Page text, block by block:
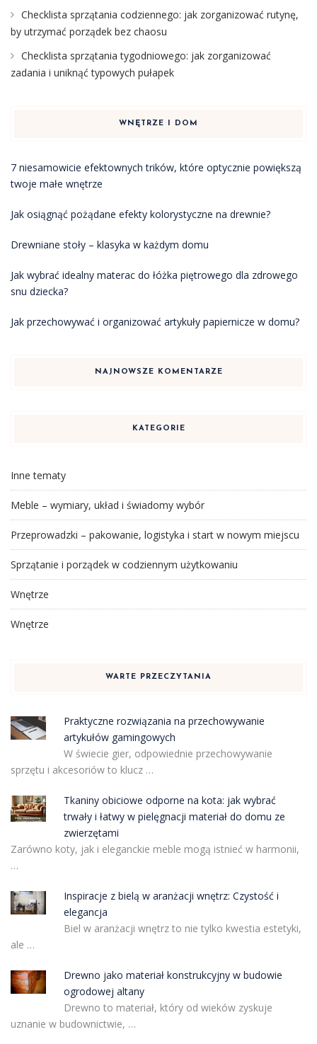
Checklista sprzątania codziennego: jak zorganizować rutynę,
by utrzymać porządek bez chaosu
Checklista sprzątania tygodniowego: jak zorganizować
zadania i uniknąć typowych pułapek
WNĘTRZE I DOM
7 niesamowicie efektownych trików, które optycznie powiększą
twoje małe wnętrze
Jak osiągnąć pożądane efekty kolorystyczne na drewnie?
Drewniane stoły – klasyka w każdym domu
Jak wybrać idealny materac do łóżka piętrowego dla zdrowego
snu dziecka?
Jak przechowywać i organizować artykuły papiernicze w domu?
NAJNOWSZE KOMENTARZE
KATEGORIE
Inne tematy
Meble – wymiary, układ i świadomy wybór
Przeprowadzki – pakowanie, logistyka i start w nowym miejscu
Sprzątanie i porządek w codziennym użytkowaniu
Wnętrze
Wnętrze
WARTE PRZECZYTANIA
Praktyczne rozwiązania na przechowywanie
artykułów gamingowych
W świecie gier, odpowiednie przechowywanie
sprzętu i akcesoriów to klucz …
Tkaniny obiciowe odporne na kota: jak wybrać
trwały i łatwy w pielęgnacji materiał do domu ze
zwierzętami
Zarówno koty, jak i eleganckie meble mogą istnieć w harmonii,
…
Inspiracje z bielą w aranżacji wnętrz: Czystość i
elegancja
Biel w aranżacji wnętrz to nie tylko kwestia estetyki,
ale …
Drewno jako materiał konstrukcyjny w budowie
ogrodowej altany
Drewno to materiał, który od wieków zyskuje
uznanie w budownictwie, …